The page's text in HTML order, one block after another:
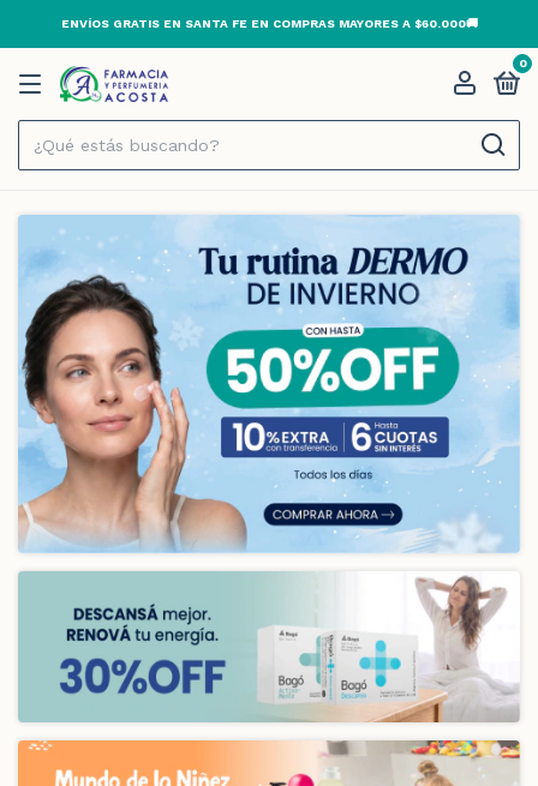
ENVÍOS GRATIS EN SANTA FE EN COMPRAS MAYORES A $60.000🚚
0